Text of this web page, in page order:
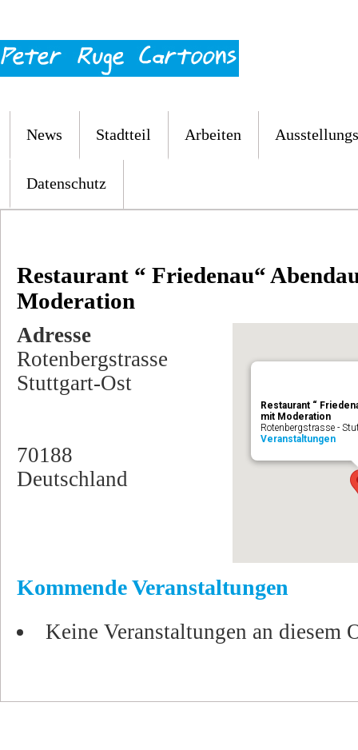
News Stadtteil Arbeiten
Datenschutz
Restaurant “ Friedenau“
Moderation
Restaurant “
mit Moderation
Rotenbergstrasse -
Veranstaltungen
Adresse
Rotenbergstrasse
Stuttgart-Ost
70188
Deutschland
Kommende Veranstaltungen
Keine Veranstaltungen an diesem